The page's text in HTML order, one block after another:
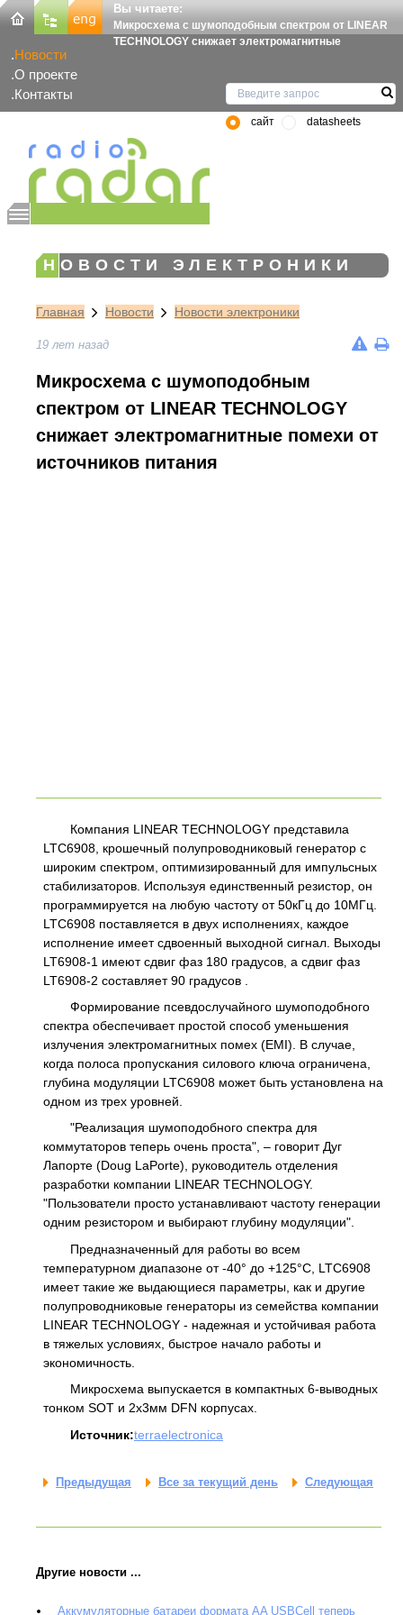
Вы читаете:
Микросхема с шумоподобным спектром от LINEAR
TECHNOLOGY снижает электромагнитные
Новости
О проекте
Контакты
сайт datasheets
НОВОСТИ ЭЛЕКТРОНИКИ
Главная Новости Новости электроники
19 лет назад
Микросхема с шумоподобным
спектром от LINEAR TECHNOLOGY
снижает электромагнитные помехи от
источников питания
Компания LINEAR TECHNOLOGY представила
LTC6908, крошечный полупроводниковый генератор с
широким спектром, оптимизированный для импульсных
стабилизаторов. Используя единственный резистор, он
программируется на любую частоту от 50кГц до 10МГц.
LTC6908 поставляется в двух исполнениях, каждое
исполнение имеет сдвоенный выходной сигнал. Выходы
LT6908-1 имеют сдвиг фаз 180 градусов, а сдвиг фаз
LT6908-2 составляет 90 градусов .
Формирование псевдослучайного шумоподобного
спектра обеспечивает простой способ уменьшения
излучения электромагнитных помех (EMI). В случае,
когда полоса пропускания силового ключа ограничена,
глубина модуляции LTC6908 может быть установлена на
одном из трех уровней.
"Реализация шумоподобного спектра для
коммутаторов теперь очень проста", – говорит Дуг
Лапорте (Doug LaPorte), руководитель отделения
разработки компании LINEAR TECHNOLOGY.
"Пользователи просто устанавливают частоту генерации
одним резистором и выбирают глубину модуляции".
Предназначенный для работы во всем
температурном диапазоне от -40° до +125°C, LTC6908
имеет такие же выдающиеся параметры, как и другие
полупроводниковые генераторы из семейства компании
LINEAR TECHNOLOGY - надежная и устойчивая работа
в тяжелых условиях, быстрое начало работы и
экономичность.
Микросхема выпускается в компактных 6-выводных
тонком SOT и 2х3мм DFN корпусах.
Источник:terraelectronica
Предыдущая Все за текущий день Следующая
Другие новости ...
Аккумуляторные батареи формата AA USBCell теперь